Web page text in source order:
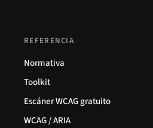
REFERENCIA
Normativa
Toolkit
Escáner WCAG gratuito
WCAG / ARIA